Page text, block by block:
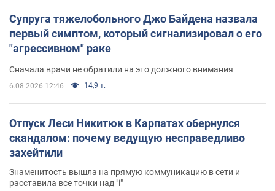
Супруга тяжелобольного Джо Байдена назвала
первый симптом, который сигнализировал о его
"агрессивном" раке
Сначала врачи не обратили на это должного внимания
6.08.2026 12:46 14,9 т.
Отпуск Леси Никитюк в Карпатах обернулся
скандалом: почему ведущую несправедливо
захейтили
Знаменитость вышла на прямую коммуникацию в сети и
расставила все точки над "i"